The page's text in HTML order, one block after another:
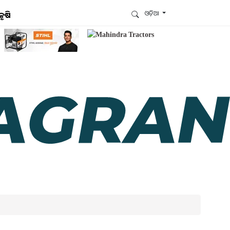
ଓଡ଼ିଆ
ଆମେ ହ୍ବାଟ୍ସଆପ୍‌ରେ ଅଛୁ ! ଆମ ହ୍ବାଟ୍ସଆପ ଗ୍ରୁପରେ
ଏବଂ ଆପଙ୍କୁ ଆବଶ୍ୟକ ହେଉଥିବା ସବୁ
ଗୁରୁତ୍ବପୂର୍ଣ୍ଣ ଅପଡେଟ୍‌ ପାଆନ୍ତୁ ପ୍ରତିଦିନ ।